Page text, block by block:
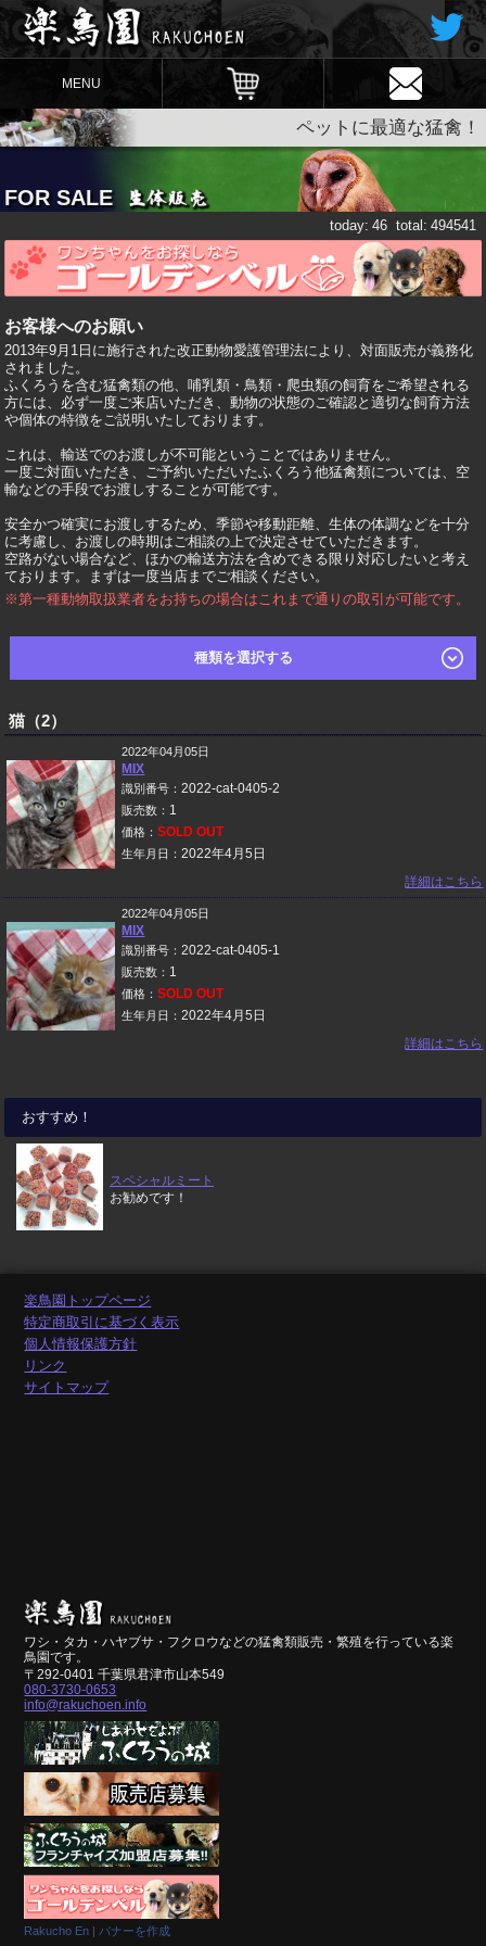
MENU
ペットに最適な猛禽！
FOR SALE
today: 46 total: 494541
お客様へのお願い
2013年9月1日に施行された改正動物愛護管理法により、対面販売が義務化
されました。
ふくろうを含む猛禽類の他、哺乳類・鳥類・爬虫類の飼育をご希望される
方には、必ず一度ご来店いただき、動物の状態のご確認と適切な飼育方法
や個体の特徴をご説明いたしております。
これは、輸送でのお渡しが不可能ということではありません。
一度ご対面いただき、ご予約いただいたふくろう他猛禽類については、空
輸などの手段でお渡しすることが可能です。
安全かつ確実にお渡しするため、季節や移動距離、生体の体調などを十分
に考慮し、お渡しの時期はご相談の上で決定させていただきます。
空路がない場合など、ほかの輸送方法を含めできる限り対応したいと考え
ております。まずは一度当店までご相談ください。
※第一種動物取扱業者をお持ちの場合はこれまで通りの取引が可能です。
種類を選択する
猫（2）
2022年04月05日
MIX
識別番号：2022-cat-0405-2
販売数： 1
価格：SOLD OUT
生年月日：2022年4月5日
詳細はこちら
2022年04月05日
MIX
識別番号：2022-cat-0405-1
販売数： 1
価格：SOLD OUT
生年月日：2022年4月5日
詳細はこちら
おすすめ！
スペシャルミート
お勧めです！
楽鳥園トップページ
特定商取引に基づく表示
個人情報保護方針
リンク
サイトマップ
ワシ・タカ・ハヤブサ・フクロウなどの猛禽類販売・繁殖を行っている楽
鳥園です。
〒292-0401 千葉県君津市山本549
080-3730-0653
info@rakuchoen.info
Rakucho En | バナーを作成